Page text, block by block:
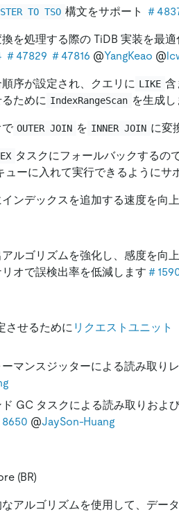
TO TSO 構文をサポート ＃
を処理する際の TiDB 実装を最
＃47829 ＃47816 @YangKeao @
序が設定され、クエリに LIKE 含
ために IndexRangeScan を生成し
OUTER JOIN を INNER JOIN に変
タスクにフォールバックするの
ューに入れて実行できるようにサ
ンデックスを追加する速度を向上
ルゴリズムを強化し、感度を向
オで誤検出率を低減します ＃
させるために リクエストユニット
マンスジッターによる読み取り
GC タスクによる読み取りおよ
8650 @JaySon-Huang
(BR)
アルゴリズムを使用して、デー